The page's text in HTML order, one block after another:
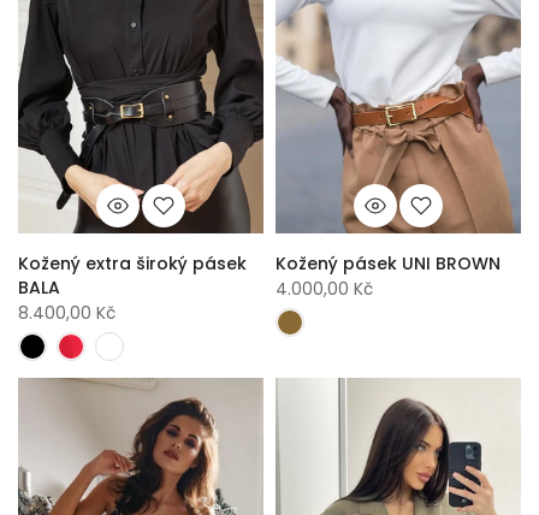
Kožený extra široký pásek
BALA
8.400,00 Kč
Kožený pásek UNI BROWN
4.000,00 Kč